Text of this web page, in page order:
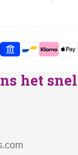
het